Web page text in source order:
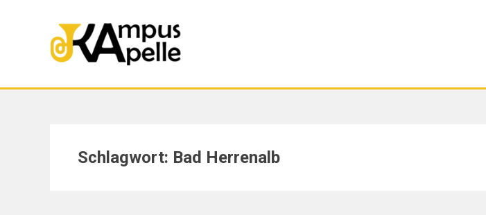
Schlagwort: Bad Herrenalb